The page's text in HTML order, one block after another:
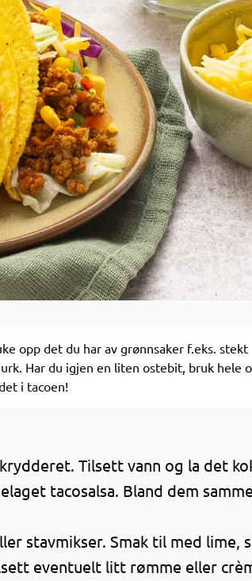
opp det du har av grønnsaker f.eks. stekt
Har du igjen en liten ostebit, bruk hele
i tacoen!
Tilsett vann og la det
tacosalsa. Bland dem
stavmikser. Smak til med lime,
eventuelt litt rømme eller